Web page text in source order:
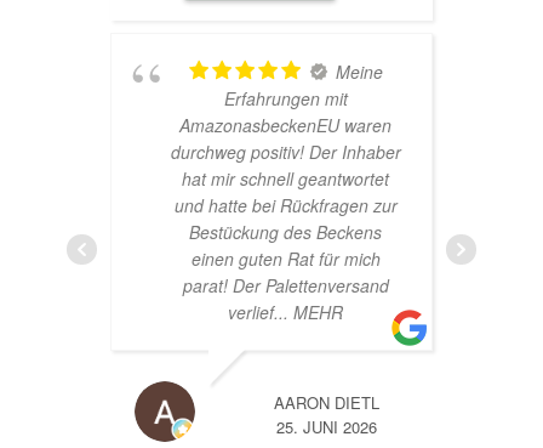
Beckens
für mich
Hardscape im Laden und
sehr nette Beratung! Ich bin
super Glücklich mit meinem
Beståbecken
A
14. JUNI 2026